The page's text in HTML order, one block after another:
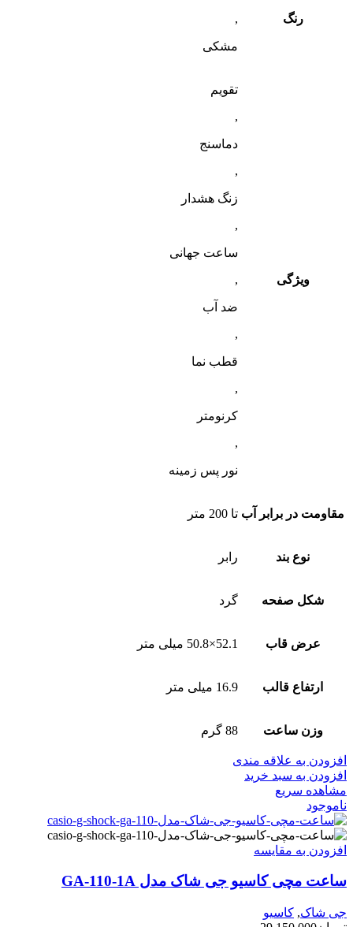
رنگ
,
مشکی
ویژگی
تقویم
,
دماسنج
,
زنگ هشدار
,
ساعت جهانی
,
ضد آب
,
قطب‌ نما
,
کرنومتر
,
نور پس زمینه
مقاومت در برابر آب تا 200 متر
نوع بند رابر
شکل صفحه گرد
عرض قاب 52.1×50.8 میلی متر
ارتفاع قالب 16.9 میلی متر
وزن ساعت 88 گرم
افزودن به علاقه مندی
افزودن به سبد خرید
مشاهده سریع
ناموجود
افزودن به مقایسه
ساعت مچی کاسیو جی شاک مدل GA-110-1A
جی شاک, کاسیو